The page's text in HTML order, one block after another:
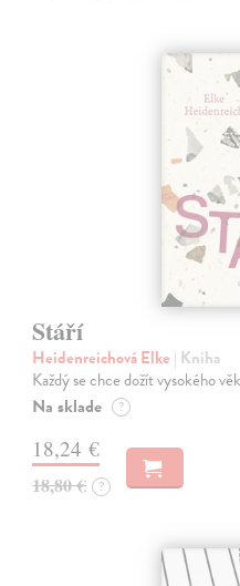
Stáří
Heidenreichová Elke | Kniha
Každý se chce dožít vysokého
Na sklade ?
18,24 €
18,80 € ?